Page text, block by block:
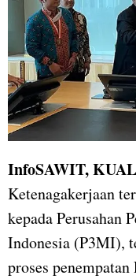
InfoSAWIT,
Ketenagakerjaan
kepada Perusahan
Indonesia (P3MI),
proses